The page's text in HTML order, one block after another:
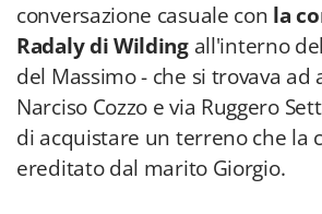
conversazione casuale con la
Radaly di Wildingall'interno
del Massimo - che si trovava ad
Narciso Cozzo e via Ruggero
di acquistare un terreno che la
ereditato dal marito Giorgio.